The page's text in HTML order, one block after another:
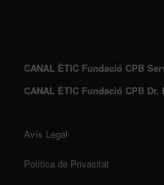
CANAL ÈTIC Fundació CPB
CANAL ÈTIC Fundació CPB Dr.
Avís Legal
Política de Privacitat